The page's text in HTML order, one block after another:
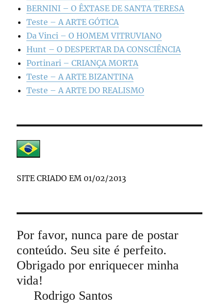
BERNINI – O ÊXTASE DE SANTA TERESA
Teste – A ARTE GÓTICA
Da Vinci – O HOMEM VITRUVIANO
Hunt – O DESPERTAR DA CONSCIÊNCIA
Portinari – CRIANÇA MORTA
Teste – A ARTE BIZANTINA
Teste – A ARTE DO REALISMO
SITE CRIADO EM 01/02/2013
Por favor, nunca pare de postar
conteúdo. Seu site é perfeito.
Obrigado por enriquecer minha
vida!
Rodrigo Santos